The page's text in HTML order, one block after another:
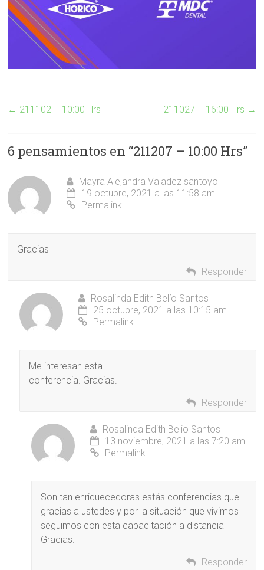
← 211102 – 10:00 Hrs 211027 – 16:00 Hrs →
6 pensamientos en “211207 – 10:00 Hrs”
Mayra Alejandra Valadez santoyo
19 octubre, 2021 a las 11:58 am
Permalink
Gracias
Responder
Rosalinda Edith Belío Santos
25 octubre, 2021 a las 10:15 am
Permalink
Me interesan esta
conferencia. Gracias.
Responder
Rosalinda Edith Belio Santos
13 noviembre, 2021 a las 7:20 am
Permalink
Son tan enriquecedoras estás conferencias que
gracias a ustedes y por la situación que vivimos
seguimos con esta capacitación a distancia
Gracias.
Responder